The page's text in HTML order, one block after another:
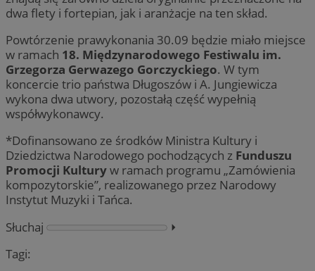
dwa flety i fortepian, jak i aranżacje na ten skład.
Powtórzenie prawykonania 30.09 będzie miało miejsce
w ramach 18. Międzynarodowego Festiwalu im.
Grzegorza Gerwazego Gorczyckiego. W tym
koncercie trio państwa Długoszów i A. Jungiewicza
wykona dwa utwory, pozostałą część wypełnią
współwykonawcy.
*Dofinansowano ze środków Ministra Kultury i
Dziedzictwa Narodowego pochodzących z Funduszu
Promocji Kulturyw ramach programu „Zamówienia
kompozytorskie”, realizowanego przez Narodowy
Instytut Muzyki i Tańca.
Słuchaj
⏵︎
Tagi: